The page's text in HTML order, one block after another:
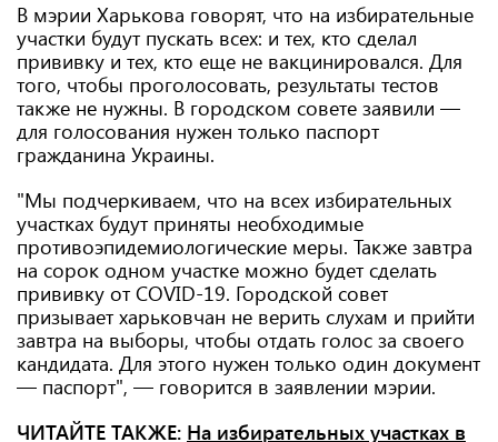
В мэрии Харькова говорят, что на избирательные
участки будут пускать всех: и тех, кто сделал
прививку и тех, кто еще не вакцинировался. Для
того, чтобы проголосовать, результаты тестов
также не нужны. В городском совете заявили —
для голосования нужен только паспорт
гражданина Украины.
"Мы подчеркиваем, что на всех избирательных
участках будут приняты необходимые
противоэпидемиологические меры. Также завтра
на сорок одном участке можно будет сделать
прививку от COVID-19. Городской совет
призывает харьковчан не верить слухам и прийти
завтра на выборы, чтобы отдать голос за своего
кандидата. Для этого нужен только один документ
— паспорт", — говорится в заявлении мэрии.
ЧИТАЙТЕ ТАКЖЕ: На избирательных участках в